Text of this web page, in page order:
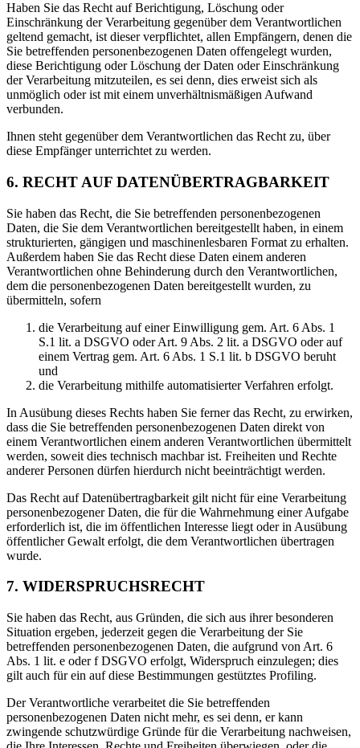
Haben Sie das Recht auf Berichtigung, Löschung oder
Einschränkung der Verarbeitung gegenüber dem Verantwortlichen
geltend gemacht, ist dieser verpflichtet, allen Empfängern, denen die
Sie betreffenden personenbezogenen Daten offengelegt wurden,
diese Berichtigung oder Löschung der Daten oder Einschränkung
der Verarbeitung mitzuteilen, es sei denn, dies erweist sich als
unmöglich oder ist mit einem unverhältnismäßigen Aufwand
verbunden.
Ihnen steht gegenüber dem Verantwortlichen das Recht zu, über
diese Empfänger unterrichtet zu werden.
6. RECHT AUF DATENÜBERTRAGBARKEIT
Sie haben das Recht, die Sie betreffenden personenbezogenen
Daten, die Sie dem Verantwortlichen bereitgestellt haben, in einem
strukturierten, gängigen und maschinenlesbaren Format zu erhalten.
Außerdem haben Sie das Recht diese Daten einem anderen
Verantwortlichen ohne Behinderung durch den Verantwortlichen,
dem die personenbezogenen Daten bereitgestellt wurden, zu
übermitteln, sofern
die Verarbeitung auf einer Einwilligung gem. Art. 6 Abs. 1
S.1 lit. a DSGVO oder Art. 9 Abs. 2 lit. a DSGVO oder auf
einem Vertrag gem. Art. 6 Abs. 1 S.1 lit. b DSGVO beruht
und
die Verarbeitung mithilfe automatisierter Verfahren erfolgt.
In Ausübung dieses Rechts haben Sie ferner das Recht, zu erwirken,
dass die Sie betreffenden personenbezogenen Daten direkt von
einem Verantwortlichen einem anderen Verantwortlichen übermittelt
werden, soweit dies technisch machbar ist. Freiheiten und Rechte
anderer Personen dürfen hierdurch nicht beeinträchtigt werden.
Das Recht auf Datenübertragbarkeit gilt nicht für eine Verarbeitung
personenbezogener Daten, die für die Wahrnehmung einer Aufgabe
erforderlich ist, die im öffentlichen Interesse liegt oder in Ausübung
öffentlicher Gewalt erfolgt, die dem Verantwortlichen übertragen
wurde.
7. WIDERSPRUCHSRECHT
Sie haben das Recht, aus Gründen, die sich aus ihrer besonderen
Situation ergeben, jederzeit gegen die Verarbeitung der Sie
betreffenden personenbezogenen Daten, die aufgrund von Art. 6
Abs. 1 lit. e oder f DSGVO erfolgt, Widerspruch einzulegen; dies
gilt auch für ein auf diese Bestimmungen gestütztes Profiling.
Der Verantwortliche verarbeitet die Sie betreffenden
personenbezogenen Daten nicht mehr, es sei denn, er kann
zwingende schutzwürdige Gründe für die Verarbeitung nachweisen,